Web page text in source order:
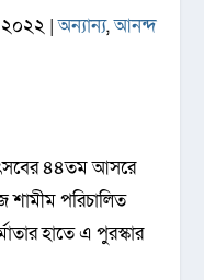
২০২২ |অন্যান্য,আনন্দ
৪৪তম আসরে
শামীম পরিচালিত
হাতে এ পুরস্কার